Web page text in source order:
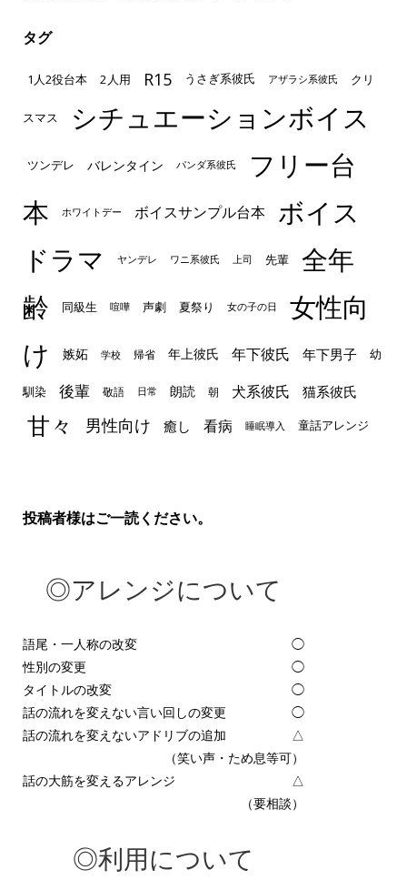
タグ
1人2役台本 2人用 R15 うさぎ系彼氏 アザラシ系彼氏 クリ
スマス シチュエーションボイス
ツンデレ バレンタイン パンダ系彼氏
フリー台
本
ホワイトデー ボイスサンプル台本
ボイス
ドラマ
ヤンデレ ワニ系彼氏 上司 先輩
全年
齢
同級生 喧嘩 声劇 夏祭り 女の子の日
女性向
け
嫉妬 学校 帰省 年上彼氏 年下彼氏 年下男子 幼
馴染 後輩 敬語 日常 朗読 朝 犬系彼氏 猫系彼氏
甘々 男性向け 癒し 看病 睡眠導入 童話アレンジ
投稿者様はご一読ください。
◎アレンジについて
語尾・一人称の改変
◯
性別の変更
◯
タイトルの改変
◯
話の流れを変えない言い回しの変更
◯
話の流れを変えないアドリブの追加
△
（笑い声・ため息等可）
話の大筋を変えるアレンジ
△
（要相談）
◎利用について